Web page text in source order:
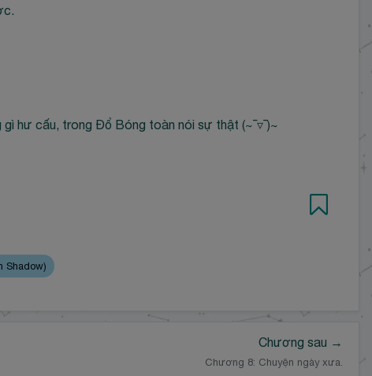
gì hư cấu, trong Đổ Bóng toàn nói sự thật (⁠~⁠‾⁠▿⁠‾⁠)⁠~
Shadow)
Chương sau →
Chương 8: Chuyện ngày xưa.